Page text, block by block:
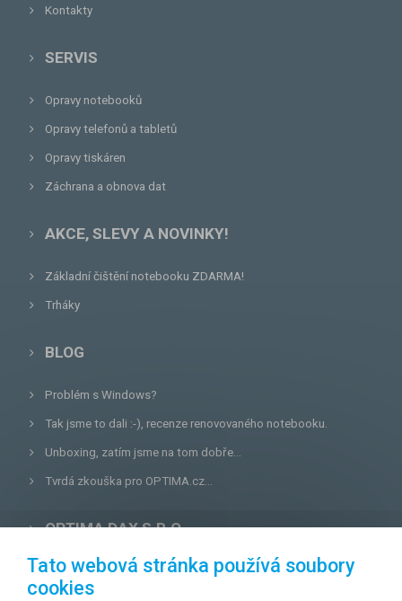
Kontakty
SERVIS
Opravy notebooků
Opravy telefonů a tabletů
Opravy tiskáren
Záchrana a obnova dat
AKCE, SLEVY A NOVINKY!
Základní čištění notebooku ZDARMA!
Trháky
BLOG
Problém s Windows?
Tak jsme to dali :-), recenze renovovaného notebooku.
Unboxing, zatím jsme na tom dobře...
Tvrdá zkouška pro OPTIMA.cz...
OPTIMA DAX S.R.O.
Lazecká 46/3, 779 00Olomouc
Tato webová stránka používá soubory
cookies